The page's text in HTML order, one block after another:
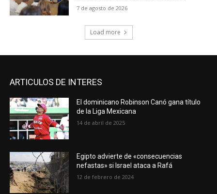
7 de agosto de 2026
Load more
ARTICULOS DE INTERES
El dominicano Robinson Canó gana título
de la Liga Mexicana
14 de abril de 2025
Egipto advierte de «consecuencias
nefastas» si Israel ataca a Rafá
12 de febrero de 2024